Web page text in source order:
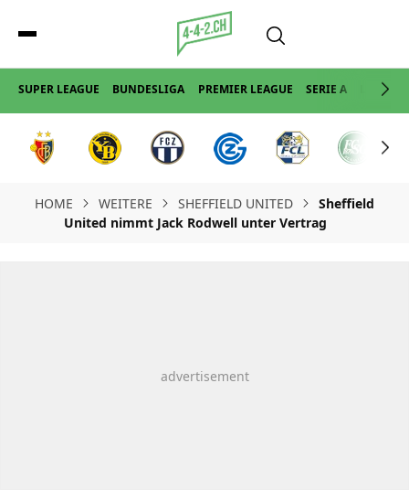
SUPER LEAGUE BUNDESLIGA PREMIER LEAGUE SERIE A LA LIGA
HOME WEITERE SHEFFIELD UNITED
Sheffield
United nimmt Jack Rodwell unter Vertrag